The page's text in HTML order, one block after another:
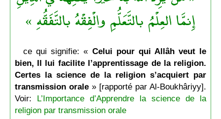
إِنمَّا العِلْمُ بالتَّعَلُّمِ والْفِقْهُ بالتَّفَقُّهِ »
ce qui signifie: « Celui pour qui Allâh veut le
bien, Il lui facilite l’apprentissage de la religion.
Certes la science de la religion s’acquiert par
transmission orale» [rapporté par Al-Boukhâriyy].
Voir: L’Importance d’Apprendre la science de la
religion par transmission orale